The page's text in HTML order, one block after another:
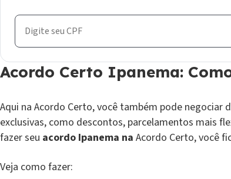
Acordo Certo Ipanema:
Aqui na Acordo Certo, você também pode
exclusivas, como descontos, parcelamentos mais
fazer seu acordo Ipanema na Acordo Certo, você
Veja como fazer: